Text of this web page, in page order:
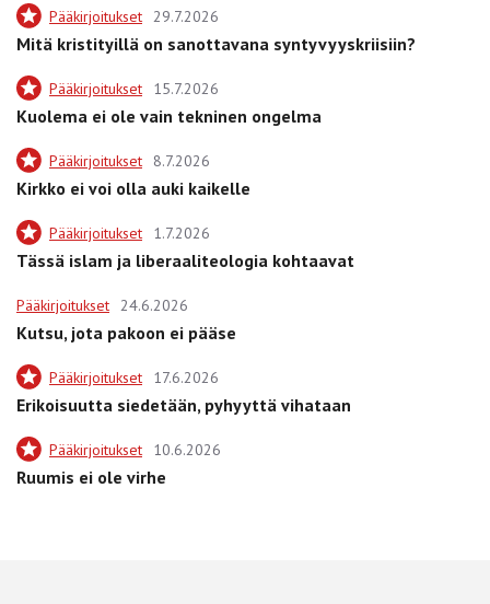
Pääkirjoitukset 29.7.2026
Mitä kristityillä on sanottavana syntyvyyskriisiin?
Pääkirjoitukset 15.7.2026
Kuolema ei ole vain tekninen ongelma
Pääkirjoitukset 8.7.2026
Kirkko ei voi olla auki kaikelle
Pääkirjoitukset 1.7.2026
Tässä islam ja liberaaliteologia kohtaavat
Pääkirjoitukset 24.6.2026
Kutsu, jota pakoon ei pääse
Pääkirjoitukset 17.6.2026
Erikoisuutta siedetään, pyhyyttä vihataan
Pääkirjoitukset 10.6.2026
Ruumis ei ole virhe